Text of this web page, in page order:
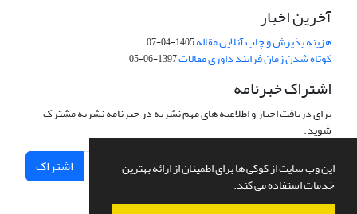
این وب سایت از کوکی ها برای اطمینان از ارائه بهترین
خدمات استفاده می کند.
آخرین اخبار
هزینه پذیرش و چاپ آنلاین مقاله1405-04-07
کوتاه شدن زمان فرایند داوری مقالات1397-06-05
اشتراک خبرنامه
برای دریافت اخبار و اطلاعیه های مهم نشریه در خبرنامه نشریه مشترک
شوید.
اشتراک